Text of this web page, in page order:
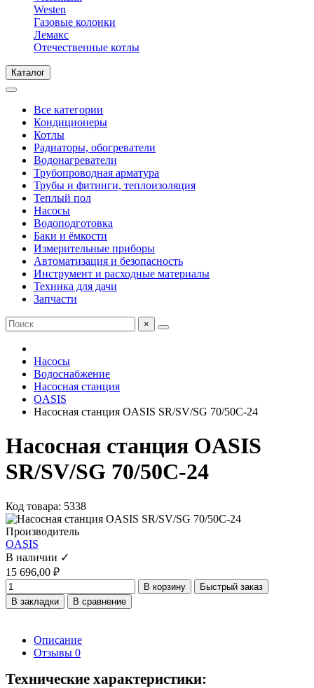
Westen
Газовые колонки
Лемакс
Отечественные котлы
Каталог
Все категории
Кондиционеры
Котлы
Радиаторы, обогреватели
Водонагреватели
Трубопроводная арматура
Трубы и фитинги, теплоизоляция
Теплый пол
Насосы
Водоподготовка
Баки и ёмкости
Измерительные приборы
Автоматизация и безопасность
Инструмент и расходные материалы
Техника для дачи
Запчасти
×
Насосы
Водоснабжение
Насосная станция
OASIS
Насосная станция OASIS SR/SV/SG 70/50C-24
Насосная станция OASIS
SR/SV/SG 70/50C-24
Код товара: 5338
Производитель
OASIS
В наличии ✓
15 696,00 ₽
В корзину
Быстрый заказ
В закладки
В сравнение
Описание
Отзывы 0
Технические характеристики: